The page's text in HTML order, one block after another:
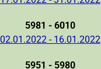
5981 - 6010
02.01.2022 - 16.01.2022
5951 - 5980